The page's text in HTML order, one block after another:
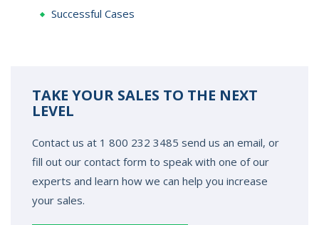
Successful Cases
TAKE YOUR SALES TO THE NEXT
LEVEL
Contact us at 1 800 232 3485 send us an email, or
fill out our contact form to speak with one of our
experts and learn how we can help you increase
your sales.